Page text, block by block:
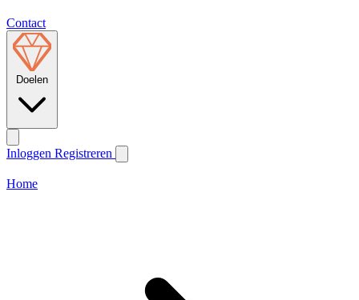
Contact
Doelen
Inloggen Registreren
Home